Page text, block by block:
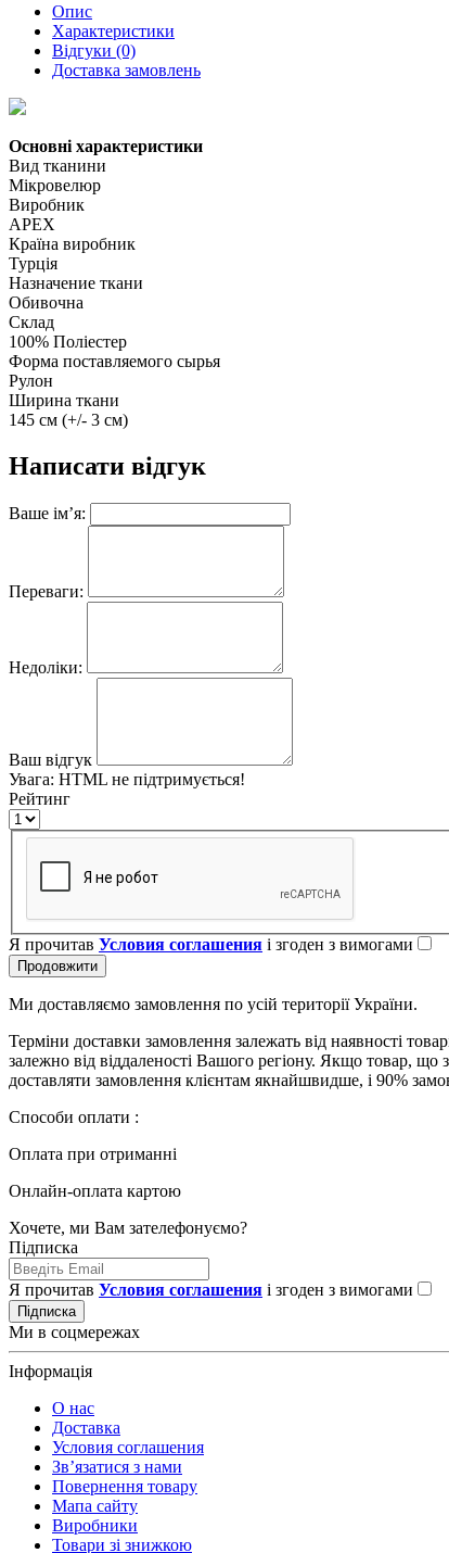
Опис
Характеристики
Відгуки (0)
Доставка замовлень
Основні характеристики
Вид тканини
Мікровелюр
Виробник
APEX
Країна виробник
Турція
Назначение ткани
Обивочна
Склад
100% Поліестер
Форма поставляемого сырья
Рулон
Ширина ткани
145 см (+/- 3 см)
Написати відгук
Ваше ім’я:
Переваги:
Недоліки:
Ваш відгук
Увага: HTML не підтримується!
Рейтинг
Я прочитав Условия соглашения і згоден з вимогами
Продовжити
Ми доставляємо замовлення по усій території України.
Терміни доставки замовлення залежать від наявності
залежно від віддаленості Вашого регіону. Якщо товар,
доставляти замовлення клієнтам якнайшвидше, і 90%
Способи оплати :
Оплата при отриманні
Онлайн-оплата картою
Хочете, ми Вам зателефонуємо?
Підписка
Я прочитав Условия соглашения і згоден з вимогами
Підписка
Ми в соцмережах
Інформація
О нас
Доставка
Условия соглашения
Зв’язатися з нами
Повернення товару
Мапа сайту
Виробники
Товари зі знижкою